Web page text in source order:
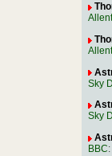
Sky
Sky
BBC: